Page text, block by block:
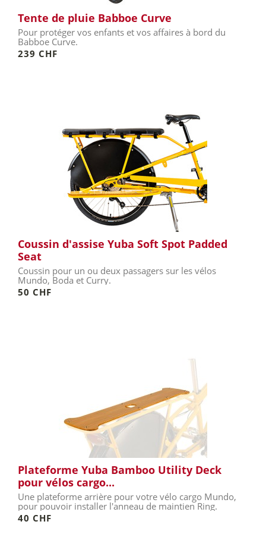
Tente de pluie Babboe Curve
Pour protéger vos enfants et vos affaires à bord du
Babboe Curve.
239 CHF
Coussin d'assise Yuba Soft Spot Padded
Seat
Coussin pour un ou deux passagers sur les vélos
Mundo, Boda et Curry.
50 CHF
Plateforme Yuba Bamboo Utility Deck
pour vélos cargo...
Une plateforme arrière pour votre vélo cargo Mundo,
pour pouvoir installer l'anneau de maintien Ring.
40 CHF